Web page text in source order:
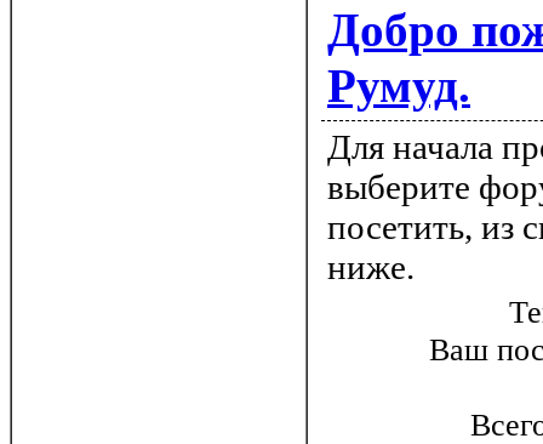
Добро
Румуд.
Для начала
выберите
посетить, из
ниже.
Ваш